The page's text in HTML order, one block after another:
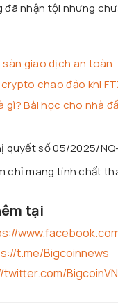
đã nhận tội nhưng
giao dịch an toàn
chao đảo khi
gì? Bài học cho nhà
quyết số 05/2025/
chỉ mang tính chất
tại
t.me/Bigcoinnews
BigcoinVN